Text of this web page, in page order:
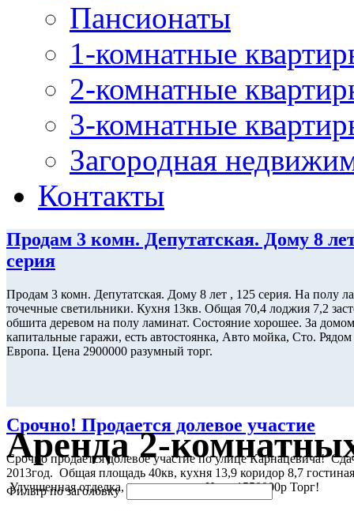
Пансионаты
1-комнатные
2-комнатные
3-комнатные
Загородная
Контакты
Продам 3 комн. Депутатская. Дому 8
серия
Продам 3 комн. Депутатская. Дому 8 лет , 125 серия. На полу
точечные светильники. Кухня 13кв. Общая 70,4 лоджия 7,2
обшита деревом на полу ламинат. Состояние хорошее. За домом
капитальные гаражи, есть автостоянка, Авто мойка, Сто.
Европа. Цена 2900000 разумный торг.
Срочно! Продается долевое участие
Срочно продается долевое участие по улице Карнацевича!
2013год. Общая площадь 40кв, кухня 13,9 коридор 8,7
Улучшенная отделка, окна пластик. Цена 1550000р Торг!
Аренда 2-
Фильтр по заголовку